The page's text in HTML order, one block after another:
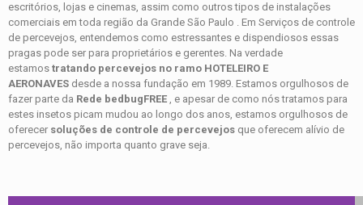
escritórios, lojas e cinemas, assim como outros tipos de instalações
comerciais em toda região da Grande São Paulo . Em Serviços de controle
de percevejos, entendemos como estressantes e dispendiosos essas
pragas pode ser para proprietários e gerentes. Na verdade
estamos tratando percevejos no ramo HOTELEIRO E
AERONAVES desde a nossa fundação em 1989. Estamos orgulhosos de
fazer parte da Rede bedbugFREE , e apesar de como nós tratamos para
estes insetos picam mudou ao longo dos anos, estamos orgulhosos de
oferecer soluções de controle de percevejos que oferecem alívio de
percevejos, não importa quanto grave seja.